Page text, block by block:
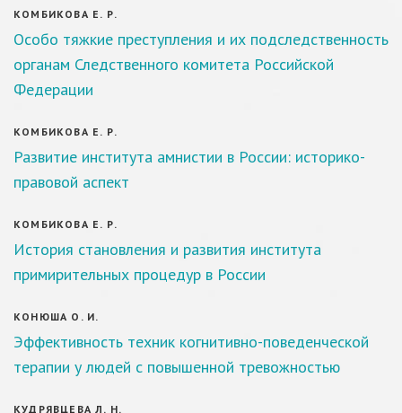
КОМБИКОВА Е. Р.
Особо тяжкие преступления и их подследственность
органам Следственного комитета Российской
Федерации
КОМБИКОВА Е. Р.
Развитие института амнистии в России: историко-
правовой аспект
КОМБИКОВА Е. Р.
История становления и развития института
примирительных процедур в России
КОНЮША О. И.
Эффективность техник когнитивно-поведенческой
терапии у людей с повышенной тревожностью
КУДРЯВЦЕВА Л. Н.